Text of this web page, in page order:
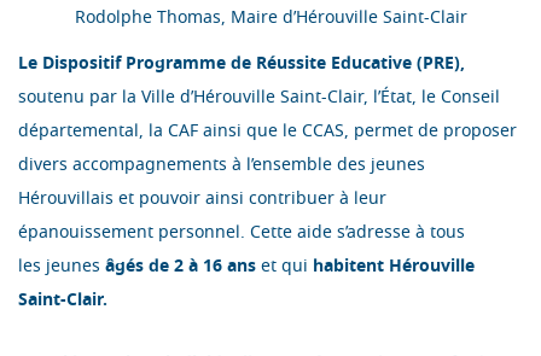
Rodolphe Thomas, Maire d’Hérouville Saint-Clair
Le Dispositif Programme de Réussite Educative (PRE),
soutenu par la Ville d’Hérouville Saint-Clair, l’État, le Conseil
départemental, la CAF ainsi que le CCAS, permet de proposer
divers accompagnements à l’ensemble des jeunes
Hérouvillais et pouvoir ainsi contribuer à leur
épanouissement personnel. Cette aide s’adresse à tous
les jeunes âgés de 2 à 16 anset qui habitent Hérouville
Saint-Clair.